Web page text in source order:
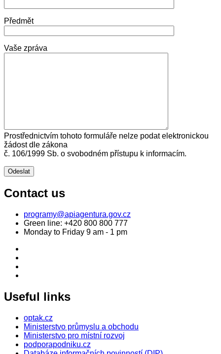
Předmět
Vaše zpráva
Prostřednictvím tohoto formuláře nelze podat elektronickou
žádost dle zákona
č. 106/1999 Sb. o svobodném přístupu k informacím.
Contact us
programy@apiagentura.gov.cz
Green line: +420 800 800 777
Monday to Friday 9 am - 1 pm
Useful links
optak.cz
Ministerstvo průmyslu a obchodu
Ministerstvo pro místní rozvoj
podporapodniku.cz